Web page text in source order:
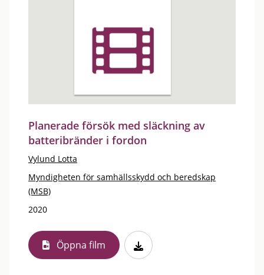
Planerade försök med släckning av
batteribränder i fordon
Vylund Lotta
Myndigheten för samhällsskydd och beredskap
(MSB)
2020
Öppna film